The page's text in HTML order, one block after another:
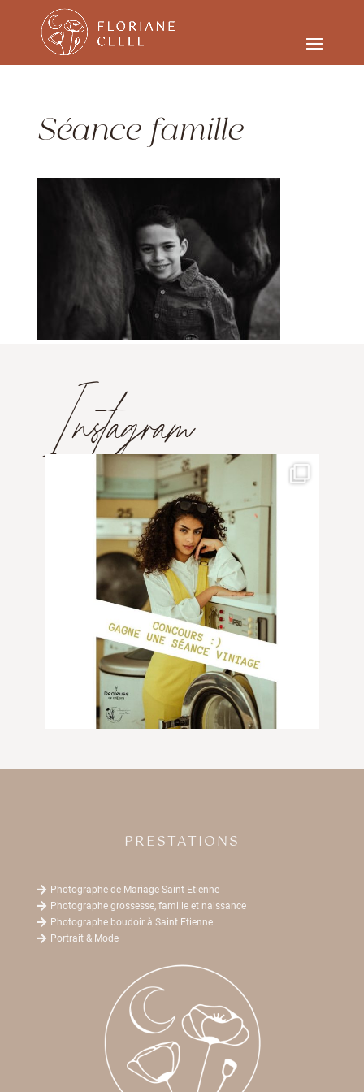
Séance famille
Instagram
PRESTATIONS
 Photographe de Mariage Saint Etienne
 Photographe grossesse, famille et naissance
 Photographe boudoir à Saint Etienne
 Portrait & Mode